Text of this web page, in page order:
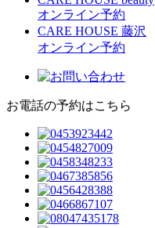
オンライン予約
CARE HOUSE 藤沢
オンライン予約
お電話の予約はこちら